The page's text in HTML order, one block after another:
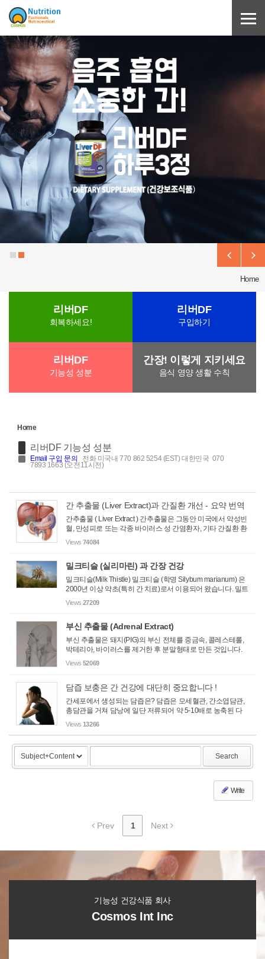
Home
리버DF
회복하세요!
리버DF
구입하기
리버DF
기능성 성분
간장! 이렇게 지키세요
음식 영양 생활 수칙
Home
리버DF 기능성 성분
Email 구입 문의 전화 미국내 770 862 5254 (EST) 대한민국 070
7893 1663 (오전11시전)
간 추출물 (Liver Extract)과 간질환 개선 - 요약 번역
간추출물 ( Liver Extract ) 간추출물은 그동안 미국에서 악성빈
혈, 만성피로 또는 각종 바이러스 성 간염환자, 기타 간질환 환
자에게 건강식품으로 상품화되어 판매되어 왔습니다. 간 추출
Views 74084
밀크티슬 (실리마린) 과 간장 건강
밀크티슬(Milk Thistle) 밀크티슬 (학명 Silybum marianum) 은
2000년 이상 약초(특히 간 치료)로서 이용되어 왔습니다. 밀트
티슬에는 플로보노이드 종류인 실리마린이라는 물질이 있는
Views 27209
부신 추출물 (Adrenal Extract)
부신 추출물은 돼지(PIG)의 부신 전체를 중금속, 콜레스테롤,
박테리아, 바이러스를 제거한 후 분말형태로 만든 것입니다.
부신 추출물은 단백질, 호르몬, 핵산, 적은 양의 CORTICOSTE
Views 52069
담즙 보충은 간 건강에 대단히 중요합니다 !
간세포에서 생성되는 담즙은? 담즙은 모세혈관, 간소엽담관,
총담관을 거쳐 담낭에 일단 저류되어 약 5-10배로 농축된 다
황색의 액체 이다. 담즙은 담즙색소, 담즙산, 콜레스테롤이 그
Views 13266
Search
Write
Prev 1 Next
기능성 건강식품 회사
Cosmos Int Inc